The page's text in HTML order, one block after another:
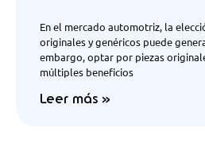
En el mercado automotriz, la
originales y genéricos puede
embargo, optar por piezas
múltiples beneficios
Leer más »